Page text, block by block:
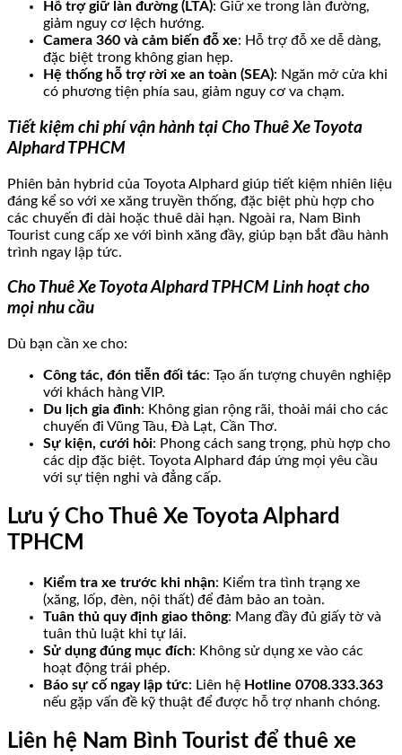
Hỗ trợ giữ làn đường (LTA): Giữ xe trong làn đường,
giảm nguy cơ lệch hướng.
Camera 360 và cảm biến đỗ xe: Hỗ trợ đỗ xe dễ dàng,
đặc biệt trong không gian hẹp.
Hệ thống hỗ trợ rời xe an toàn (SEA): Ngăn mở cửa khi
có phương tiện phía sau, giảm nguy cơ va chạm.
Tiết kiệm chi phí vận hành tại Cho Thuê Xe Toyota
Alphard TPHCM
Phiên bản hybrid của Toyota Alphard giúp tiết kiệm nhiên liệu
đáng kể so với xe xăng truyền thống, đặc biệt phù hợp cho
các chuyến đi dài hoặc thuê dài hạn. Ngoài ra, Nam Bình
Tourist cung cấp xe với bình xăng đầy, giúp bạn bắt đầu hành
trình ngay lập tức.
Cho Thuê Xe Toyota Alphard TPHCM Linh hoạt cho
mọi nhu cầu
Dù bạn cần xe cho:
Công tác, đón tiễn đối tác: Tạo ấn tượng chuyên nghiệp
với khách hàng VIP.
Du lịch gia đình: Không gian rộng rãi, thoải mái cho các
chuyến đi Vũng Tàu, Đà Lạt, Cần Thơ.
Sự kiện, cưới hỏi: Phong cách sang trọng, phù hợp cho
các dịp đặc biệt. Toyota Alphard đáp ứng mọi yêu cầu
với sự tiện nghi và đẳng cấp.
Lưu ý Cho Thuê Xe Toyota Alphard
TPHCM
Kiểm tra xe trước khi nhận: Kiểm tra tình trạng xe
(xăng, lốp, đèn, nội thất) để đảm bảo an toàn.
Tuân thủ quy định giao thông: Mang đầy đủ giấy tờ và
tuân thủ luật khi tự lái.
Sử dụng đúng mục đích: Không sử dụng xe vào các
hoạt động trái phép.
Báo sự cố ngay lập tức: Liên hệ Hotline 0708.333.363
nếu gặp vấn đề kỹ thuật để được hỗ trợ nhanh chóng.
Liên hệ Nam Bình Tourist để thuê xe